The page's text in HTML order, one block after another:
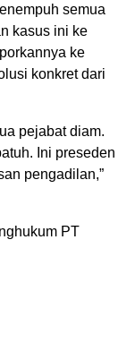
semua
kasus ini ke
ke
konkret dari
pejabat diam.
Ini preseden
pengadilan,”
PT